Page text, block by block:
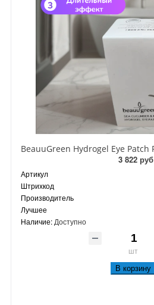
3 822 руб
Артикул
Штрихкод
Производитель
Лучшее
Наличие: Доступно
шт
В корзину